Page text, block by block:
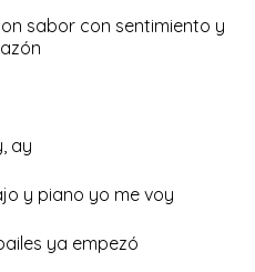
sabor con sentimiento y
ay
y piano yo me voy
ya empezó